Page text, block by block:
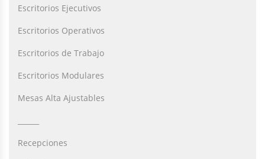
Escritorios Ejecutivos
Escritorios Operativos
Escritorios de Trabajo
Escritorios Modulares
Mesas Alta Ajustables
Recepciones